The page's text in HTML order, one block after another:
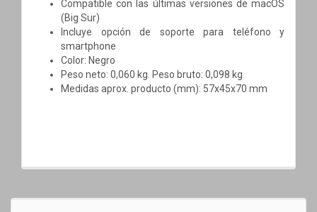
Compatible con las últimas versiones de macOS
(Big Sur)
Incluye opción de soporte para teléfono y
smartphone
Color: Negro
Peso neto: 0,060 kg. Peso bruto: 0,098 kg
Medidas aprox. producto (mm): 57x45x70 mm